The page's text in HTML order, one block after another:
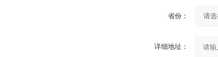
省份：
详细地址：